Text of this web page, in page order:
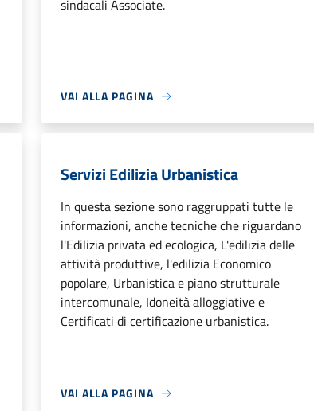
sindacali Associate.
VAI ALLA PAGINA
Servizi Edilizia Urbanistica
In questa sezione sono raggruppati tutte le
informazioni, anche tecniche che riguardano
l'Edilizia privata ed ecologica, L'edilizia delle
attività produttive, l'edilizia Economico
popolare, Urbanistica e piano strutturale
intercomunale, Idoneità alloggiative e
Certificati di certificazione urbanistica.
VAI ALLA PAGINA